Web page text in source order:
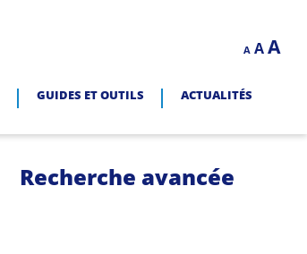
A
Decrease
font
A Reset
A
GUIDES ET OUTILS
ACTUALITÉS
Recherche avancée